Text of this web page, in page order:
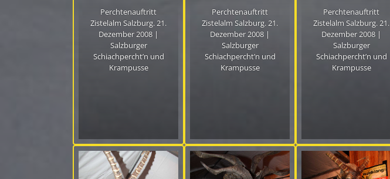
Perchtenauftritt
Zistelalm Salzburg. 21.
Dezember 2008 |
Salzburger
Schiachpercht’n und
Krampusse
Perchtenauftritt
Zistelalm Salzburg. 21.
Dezember 2008 |
Salzburger
Schiachpercht’n und
Krampusse
Perchtenauftritt
Zistelalm Salzburg. 21.
Dezember 2008 |
Salzburger
Schiachpercht’n und
Krampusse